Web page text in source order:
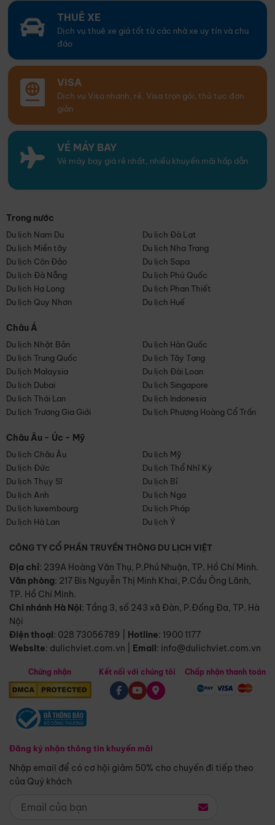
THUÊ XE
Dịch vụ thuê xe giá tốt từ các nhà xe uy tín và chu
đáo
VISA
Dịch vụ Visa nhanh, rẻ. Visa trọn gói, thủ tục đơn
giản
VÉ MÁY BAY
Vé máy bay giá rẻ nhất, nhiều khuyến mãi hấp dẫn
Trong nước
Du lịch Nam Du
Du lịch Đà Lạt
Du lịch Miền tây
Du lịch Nha Trang
Du lịch Côn Đảo
Du lịch Sapa
Du lịch Đà Nẵng
Du lịch Phú Quốc
Du lịch Hạ Long
Du lịch Phan Thiết
Du lịch Quy Nhơn
Du lịch Huế
Châu Á
Du lịch Nhật Bản
Du lịch Hàn Quốc
Du lịch Trung Quốc
Du lịch Tây Tạng
Du lịch Malaysia
Du lịch Đài Loan
Du lịch Dubai
Du lịch Singapore
Du lịch Thái Lan
Du lịch Indonesia
Du lịch Trương Gia Giới
Du lịch Phượng Hoàng Cổ Trấn
Châu Âu - Úc - Mỹ
Du lịch Châu Âu
Du lịch Mỹ
Du lịch Đức
Du lịch Thổ Nhĩ Kỳ
Du lịch Thụy Sĩ
Du lịch Bỉ
Du lịch Anh
Du lịch Nga
Du lịch luxembourg
Du lịch Pháp
Du lịch Hà Lan
Du lịch Ý
CÔNG TY CỔ PHẦN TRUYỀN THÔNG DU LỊCH VIỆT
Địa chỉ: 239A Hoàng Văn Thụ, P.Phú Nhuận, TP. Hồ Chí Minh.
Văn phòng: 217 Bis Nguyễn Thị Minh Khai, P.Cầu Ông Lãnh,
TP. Hồ Chí Minh.
Chi nhánh Hà Nội: Tầng 3, số 243 xã Đàn, P.Đống Đa, TP. Hà
Nội
Điện thoại: 028 73056789 Hotline: 1900 1177
Website: dulichviet.com.vn Email: info@dulichviet.com.vn
Chứng nhận
Đăng ký nhận thông tin khuyến mãi
Nhập email để có cơ hội giảm 50% cho chuyến đi tiếp theo
của Quý khách
Kết nối với chúng tôi Chấp nhận thanh toán